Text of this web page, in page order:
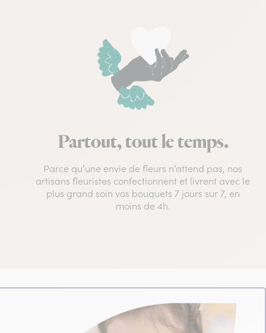
Partout, tout le temps.
Parce qu’une envie de fleurs n’attend pas, nos
artisans fleuristes confectionnent et livrent avec le
plus grand soin vos bouquets 7 jours sur 7, en
moins de 4h.